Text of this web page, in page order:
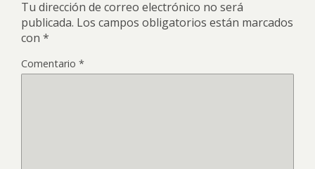
Tu dirección de correo electrónico no será
publicada. Los campos obligatorios están marcados
con *
Comentario *